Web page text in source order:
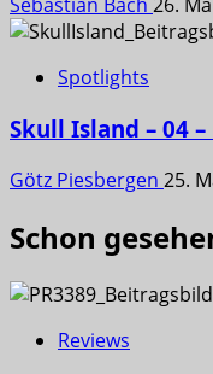
Spotlights
Skull Island – 04
Götz Piesbergen 25.
Schon
Reviews